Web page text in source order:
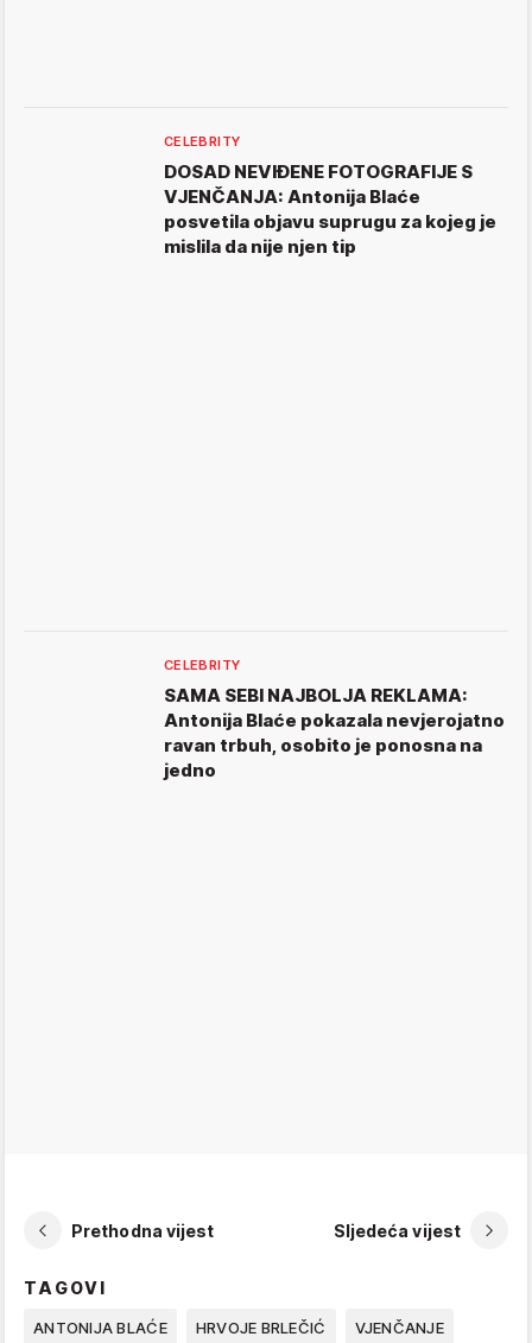
CELEBRITY
DOSAD NEVIĐENE FOTOGRAFIJE S
VJENČANJA: Antonija Blaće
posvetila objavu suprugu za kojeg je
mislila da nije njen tip
CELEBRITY
SAMA SEBI NAJBOLJA REKLAMA:
Antonija Blaće pokazala nevjerojatno
ravan trbuh, osobito je ponosna na
jedno
Prethodna vijest Sljedeća vijest
TAGOVI
ANTONIJA BLAĆE HRVOJE BRLEČIĆ VJENČANJE